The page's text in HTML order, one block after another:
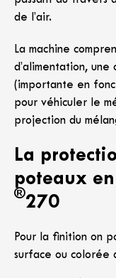
de l’air.
La machine
d’alimentation,
(importante en
pour véhiculer le
projection du
La
poteaux
®270
Pour la finition on
surface ou colorée